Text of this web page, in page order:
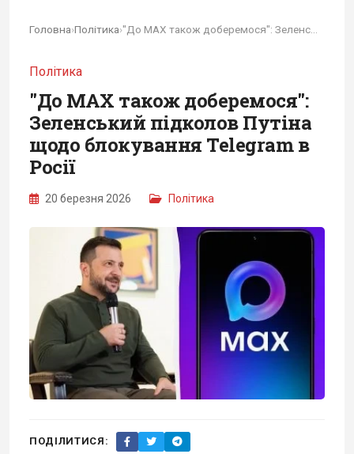
Головна›Політика›
Політика
"До MAX також доберемося":
Зеленський підколов Путіна
щодо блокування Telegram в
Росії
20 березня 2026 Політика
ПОДІЛИТИСЯ: